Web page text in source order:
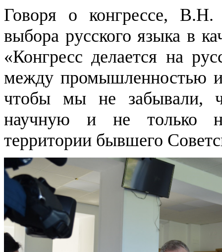
Говоря о конгрессе, В.Н.
выбора русского языка в
«Конгресс делается на
между промышленностью и
чтобы мы не забывали,
научную и не только
территории бывшего